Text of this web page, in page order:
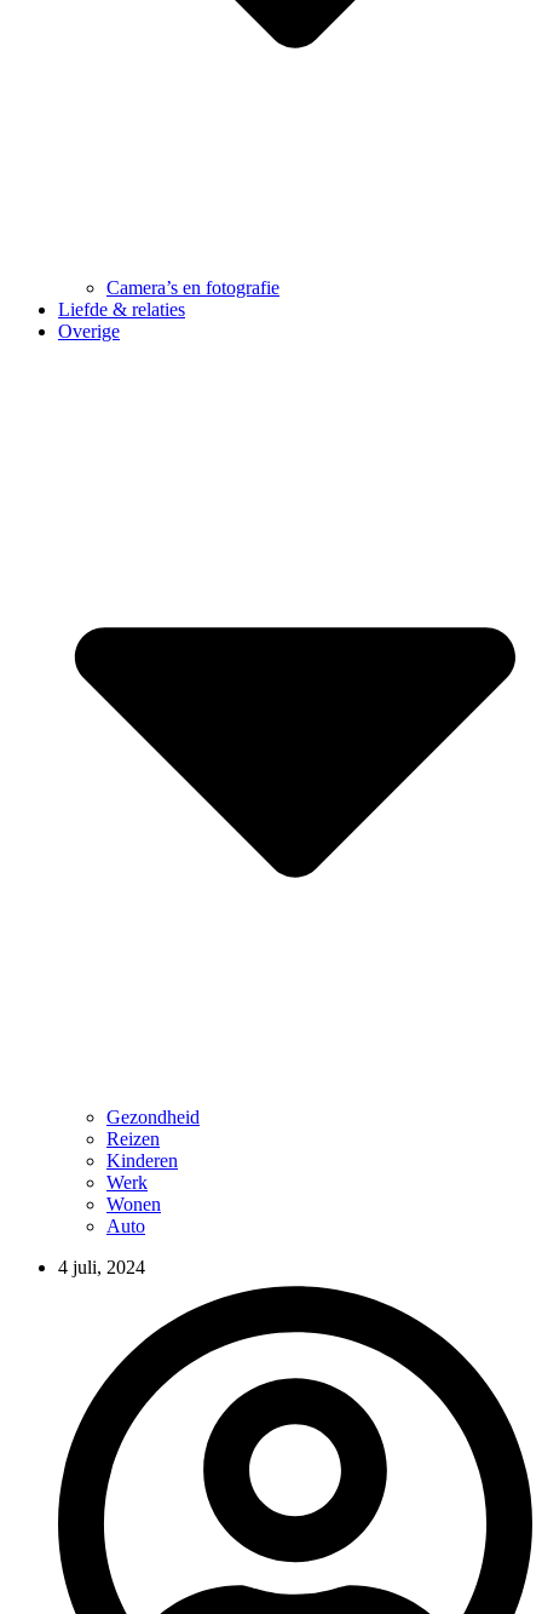
Camera’s en fotografie
Liefde & relaties
Overige
Gezondheid
Reizen
Kinderen
Werk
Wonen
Auto
4 juli, 2024